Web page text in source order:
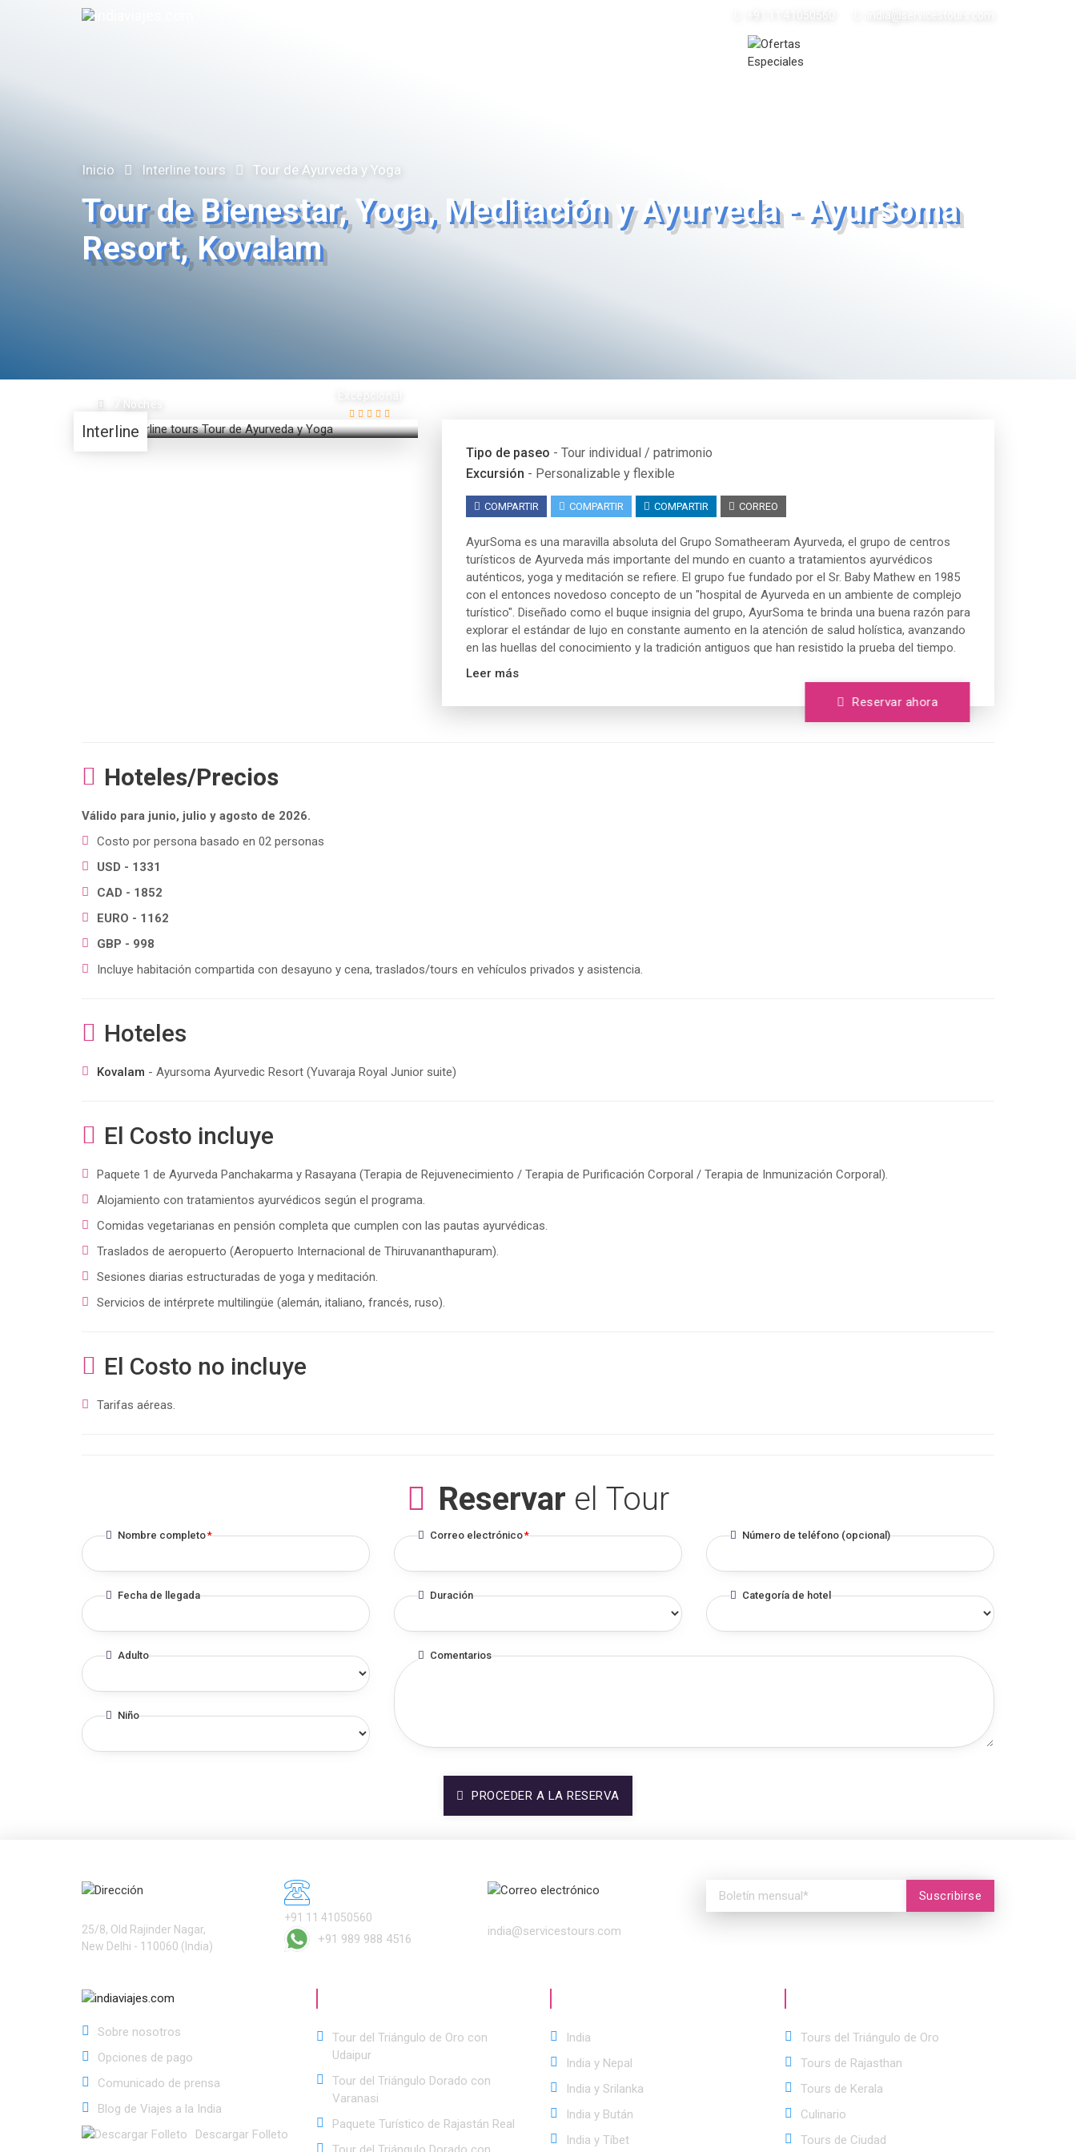
india@servicestours.com
Ofertas
Inicio Interline tours Tour de Ayurveda y Yoga
Tour de Bienestar, Yoga, Meditación y Ayurveda - AyurSoma
Resort, Kovalam
Interline
7 Noches
Tipo de paseo - Tour individual / patrimonio
Excursión - Personalizable y flexible
COMPARTIR COMPARTIR COMPARTIR CORREO
AyurSoma es una maravilla absoluta del Grupo Somatheeram Ayurveda, el grupo de centros
turísticos de Ayurveda más importante del mundo en cuanto a tratamientos ayurvédicos
auténticos, yoga y meditación se refiere. El grupo fue fundado por el Sr. Baby Mathew en 1985
con el entonces novedoso concepto de un "hospital de Ayurveda en un ambiente de complejo
turístico". Diseñado como el buque insignia del grupo, AyurSoma te brinda una buena razón para
explorar el estándar de lujo en constante aumento en la atención de salud holística, avanzando
en las huellas del conocimiento y la tradición antiguos que han resistido la prueba del tiempo.
Leer más
Reservar ahora
Hoteles/Precios
Válido para junio, julio y agosto de 2026.
Costo por persona basado en 02 personas
USD - 1331
CAD - 1852
EURO - 1162
GBP - 998
Incluye habitación compartida con desayuno y cena, traslados/tours en vehículos privados y asistencia.
Hoteles
Kovalam - Ayursoma Ayurvedic Resort (Yuvaraja Royal Junior suite)
El Costo incluye
Paquete 1 de Ayurveda Panchakarma y Rasayana (Terapia de Rejuvenecimiento / Terapia de Purificación Corporal / Terapia de Inmunización Corporal).
Alojamiento con tratamientos ayurvédicos según el programa.
Comidas vegetarianas en pensión completa que cumplen con las pautas ayurvédicas.
Traslados de aeropuerto (Aeropuerto Internacional de Thiruvananthapuram).
Sesiones diarias estructuradas de yoga y meditación.
Servicios de intérprete multilingüe (alemán, italiano, francés, ruso).
El Costo no incluye
Tarifas aéreas.
Reservar el Tour
Nombre completo* Correo electrónico* Número de teléfono (opcional)
Fecha de llegada Duración Categoría de hotel
Adulto
Niño
Comentarios
PROCEDER A LA RESERVA
25/8, Old Rajinder Nagar,
New Delhi - 110060 (India)
+91 11 41050560
+91 989 988 4516
india@servicestours.com
Suscribirse
Sobre nosotros
Opciones de pago
Comunicado de prensa
Blog de Viajes a la India
Descargar Folleto
Tour del Triángulo de Oro con
Udaipur
Tour del Triángulo Dorado con
Varanasi
Paquete Turístico de Rajastán Real
India
India y Nepal
India y Srilanka
India y Bután
India y Tíbet
Tours del Triángulo de Oro
Tours de Rajasthan
Tours de Kerala
Culinario
Tours de Ciudad